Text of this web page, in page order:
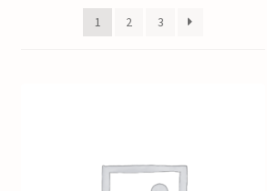
1 2 3